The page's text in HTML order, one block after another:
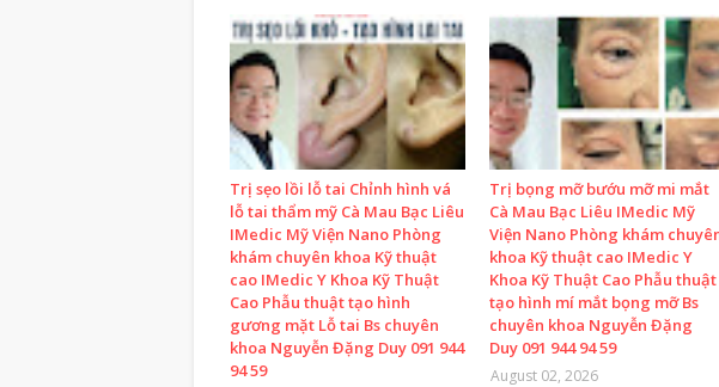
Trị sẹo lồi lỗ tai Chỉnh hình vá
lỗ tai thẩm mỹ Cà Mau Bạc Liêu
IMedic Mỹ Viện Nano Phòng
khám chuyên khoa Kỹ thuật
cao IMedic Y Khoa Kỹ Thuật
Cao Phẫu thuật tạo hình
gương mặt Lỗ tai Bs chuyên
khoa Nguyễn Đặng Duy 091 944
94 59
Trị bọng mỡ bướu mỡ mi mắt
Cà Mau Bạc Liêu IMedic Mỹ
Viện Nano Phòng khám
khoa Kỹ thuật cao IMedic Y
Khoa Kỹ Thuật Cao Phẫu thuật
tạo hình mí mắt bọng mỡ Bs
chuyên khoa Nguyễn Đặng
Duy 091 944 94 59
August 02, 2026